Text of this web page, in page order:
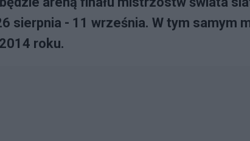
sierpnia - 11 września. W tym samym
roku.